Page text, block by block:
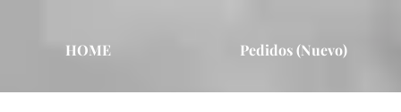
HOME Pedidos (Nuevo)